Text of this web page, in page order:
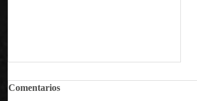
Comentarios